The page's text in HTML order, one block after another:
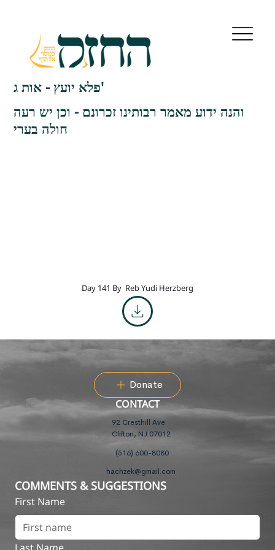
פלא יועץ - אות ג'
והנה ידוע מאמר רבותינו זכרונם - וכן יש רעה
חולה בערי
Day 141 By Reb Yudi Herzberg
Donate
CONTACT
92 Cresthill Ave
Clifton, NJ 07012
(516) 600-8080
hachzek@gmail.com
COMMENTS & SUGGESTIONS
First Name